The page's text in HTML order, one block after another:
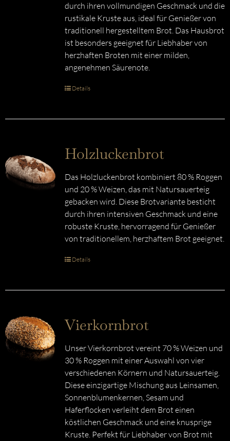
durch ihren vollmundigen Geschmack und die
rustikale Kruste aus, ideal für Genießer von
traditionell hergestelltem Brot. Das Hausbrot
ist besonders geeignet für Liebhaber von
herzhaften Broten mit einer milden,
angenehmen Säurenote.
Details
Holzluckenbrot
Das Holzluckenbrot kombiniert 80 % Roggen
und 20 % Weizen, das mit Natursauerteig
gebacken wird. Diese Brotvariante besticht
durch ihren intensiven Geschmack und eine
robuste Kruste, hervorragend für Genießer
von traditionellem, herzhaftem Brot geeignet.
Details
Vierkornbrot
Unser Vierkornbrot vereint 70 % Weizen und
30 % Roggen mit einer Auswahl von vier
verschiedenen Körnern und Natursauerteig.
Diese einzigartige Mischung aus Leinsamen,
Sonnenblumenkernen, Sesam und
Haferflocken verleiht dem Brot einen
köstlichen Geschmack und eine knusprige
Kruste. Perfekt für Liebhaber von Brot mit